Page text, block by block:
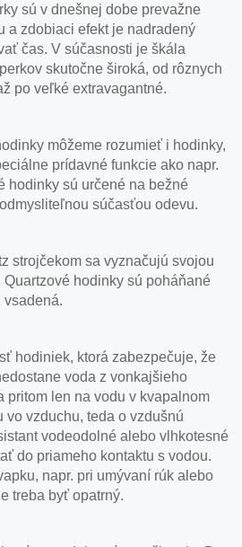
sú v dnešnej dobe prevažne
a zdobiaci efekt je nadradený
čas. V súčasnosti je škála
skutočne široká, od rôznych
po veľké extravagantné.
môžeme rozumieť i hodinky,
prídavné funkcie ako napr.
hodinky sú určené na bežné
súčasťou odevu.
strojčekom sa vyznačujú svojou
hodinky sú poháňané
vsadená.
hodiniek, ktorá zabezpečuje, že
voda z vonkajšieho
pritom len na vodu v kvapalnom
vo vzduchu, teda o vzdušnú
vodeodolné alebo vlhkotesné
do priameho kontaktu s vodou.
napr. pri umývaní rúk alebo
treba byť opatrný.